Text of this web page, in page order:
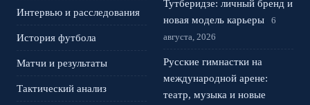
Интервью и расследования
История футбола
Матчи и результаты
Тактический анализ
Тутберидзе: личный бренд и
новая модель карьеры
6
августа, 2026
Русские гимнастки на
международной арене:
театр, музыка и новые